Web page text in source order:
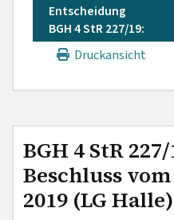
Entscheidung
BGH 4 StR 227/19:
Druckansicht
BGH 4 StR 227/
Beschluss
2019 (LG Halle)